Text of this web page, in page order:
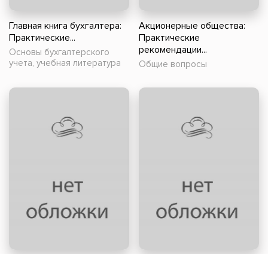
Главная книга бухгалтера:
Практические...
Основы бухгалтерского
учета, учебная литература
Акционерные общества:
Практические
рекомендации...
Общие вопросы